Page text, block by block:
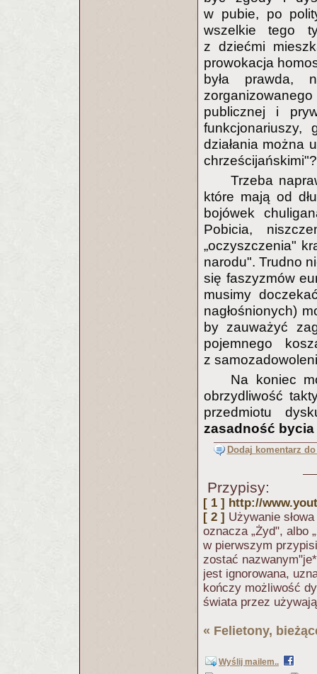
w pubie, po
wszelkie tego
z dziećmi
prowokacja
była prawda,
publicznej i
funkcjonariuszy,
działania można
chrześcijańskimi"?
Trzeba
które mają od
bojówek
Pobicia,
„oczyszczenia"
narodu". Trudno
się faszyzmów
musimy
nagłośnionych)
by zauważyć
pojemnego
z
Na koniec
obrzydliwość
przedmiotu
zasadność bycia
Dodaj komentarz
Przypisy:
[ 1 ] http://
[ 2 ] Używanie
oznacza „Żyd", albo
w pierwszym
zostać
jest ignorowana,
kończy możliwość
świata przez
« Felietony,
Wyślij mailem..